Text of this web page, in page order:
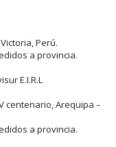
Perú.
a provincia.
E.I.R.L
centenario, Arequipa –
a provincia.